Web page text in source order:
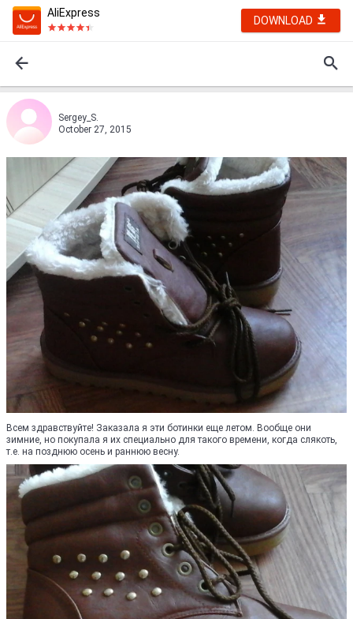
AliExpress
DOWNLOAD
Sergey_S.
October 27, 2015
Всем здравствуйте! Заказала я эти ботинки еще летом. Вообще они
зимние, но покупала я их специально для такого времени, когда слякоть,
т.е. на позднюю осень и раннюю весну.